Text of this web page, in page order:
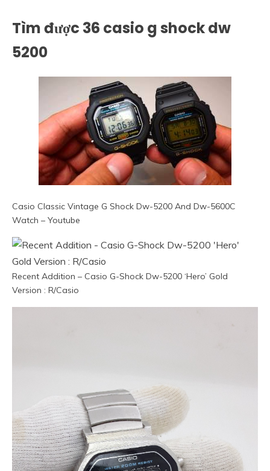
Tìm được 36 casio g shock dw
5200
Casio Classic Vintage G Shock Dw-5200 And Dw-5600C
Watch – Youtube
Recent Addition – Casio G-Shock Dw-5200 ‘Hero’ Gold
Version : R/Casio